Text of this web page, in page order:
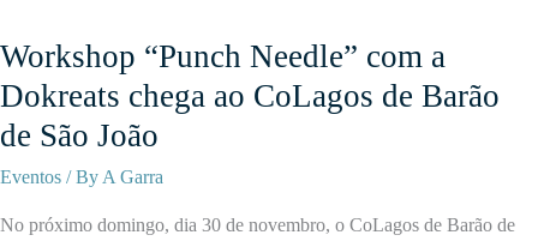
espírito
natalício
com
Bazar
de
e
Workshop “Punch Needle” com a
Dokreats chega ao CoLagos de Barão
de São João
Eventos / ByA Garra
No próximo domingo, dia 30 de novembro, o CoLagos de Barão de